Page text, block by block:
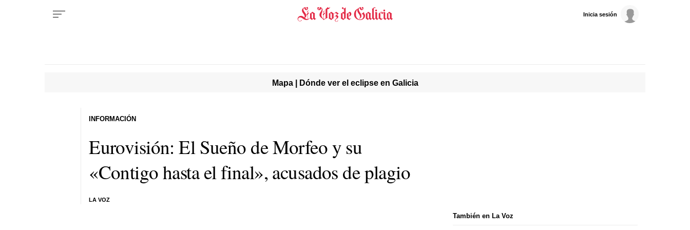
Inicia sesión
Mapa | Dónde ver el eclipse en Galicia
Eurovisión: El Sueño de Morfeo y su
«Contigo hasta el final», acusados de plagio
LA VOZ
INFORMACIÓN
También en La Voz